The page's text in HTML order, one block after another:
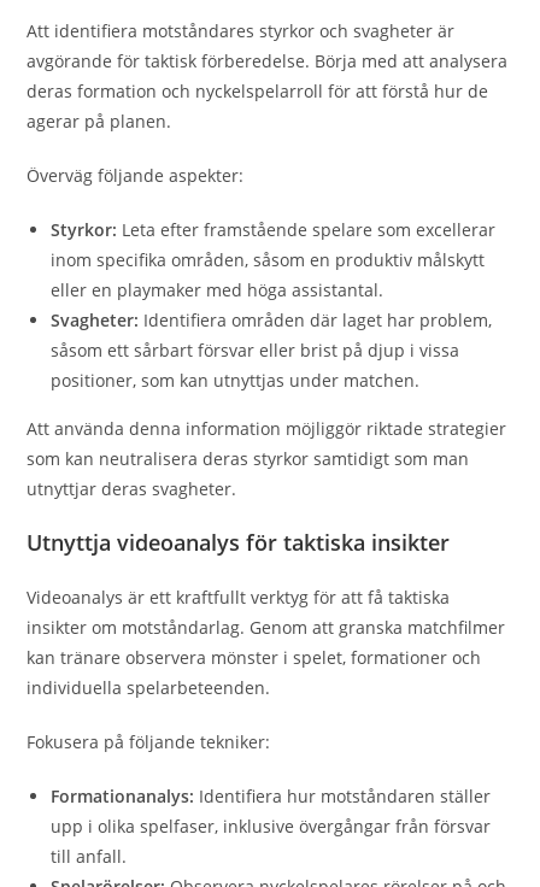
Att identifiera motståndares styrkor och svagheter är
avgörande för taktisk förberedelse. Börja med att analysera
deras formation och nyckelspelarroll för att förstå hur de
agerar på planen.
Överväg följande aspekter:
Styrkor: Leta efter framstående spelare som excellerar
inom specifika områden, såsom en produktiv målskytt
eller en playmaker med höga assistantal.
Svagheter: Identifiera områden där laget har problem,
såsom ett sårbart försvar eller brist på djup i vissa
positioner, som kan utnyttjas under matchen.
Att använda denna information möjliggör riktade strategier
som kan neutralisera deras styrkor samtidigt som man
utnyttjar deras svagheter.
Utnyttja videoanalys för taktiska insikter
Videoanalys är ett kraftfullt verktyg för att få taktiska
insikter om motståndarlag. Genom att granska matchfilmer
kan tränare observera mönster i spelet, formationer och
individuella spelarbeteenden.
Fokusera på följande tekniker:
Formationanalys: Identifiera hur motståndaren ställer
upp i olika spelfaser, inklusive övergångar från försvar
till anfall.